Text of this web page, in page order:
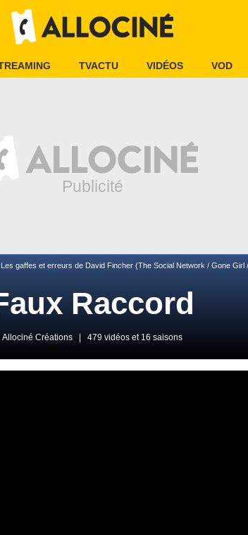
TVACTU VIDÉOS VOD
Les gaffes et erreurs de David Fincher (The Social Network / Gone Girl
Raccord
Allociné Créations 479 vidéos et 16 saisons